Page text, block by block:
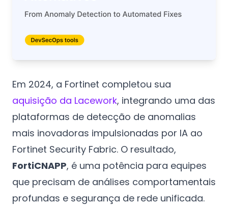
Em 2024, a Fortinet completou sua
aquisição da Lacework, integrando uma das
plataformas de detecção de anomalias
mais inovadoras impulsionadas por IA ao
Fortinet Security Fabric. O resultado,
FortiCNAPP, é uma potência para equipes
que precisam de análises comportamentais
profundas e segurança de rede unificada.